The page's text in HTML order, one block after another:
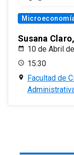
Susana
10 de Abril
15:30
Facultad de